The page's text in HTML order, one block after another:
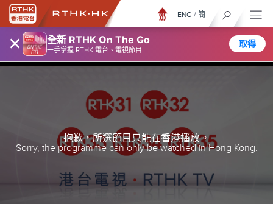
× 全新 RTHK On The Go
一手掌握 RTHK 電台、電視節目
取得
ENG / 簡
抱歉，所選節目只能在香港播放。
Sorry, the programme can only be watched in Hong Kong.